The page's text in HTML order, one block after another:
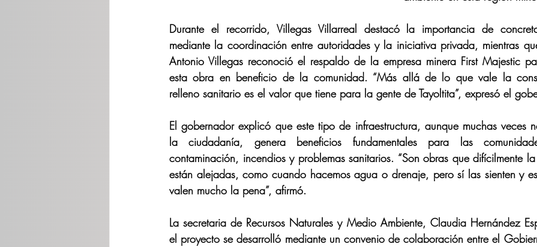
Durante el recorrido, Villegas Villarreal destacó la importancia de
mediante la coordinación entre autoridades y la iniciativa privada, mientras
Antonio Villegas reconoció el respaldo de la empresa minera First Majestic
esta obra en beneficio de la comunidad. “Más allá de lo que vale la
relleno sanitario es el valor que tiene para la gente de Tayoltita”, expresó el
El gobernador explicó que este tipo de infraestructura, aunque muchas veces
la ciudadanía, genera beneficios fundamentales para las
contaminación, incendios y problemas sanitarios. “Son obras que difícilmente
están alejadas, como cuando hacemos agua o drenaje, pero sí las sienten y
valen mucho la pena”, afirmó.
La secretaria de Recursos Naturales y Medio Ambiente, Claudia Hernández
el proyecto se desarrolló mediante un convenio de colaboración entre el